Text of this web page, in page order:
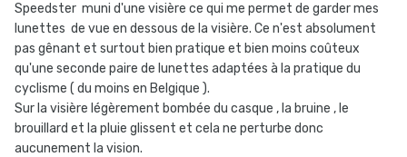
Speedster muni d'une visière ce qui me permet de garder mes
lunettes de vue en dessous de la visière. Ce n'est absolument
pas gênant et surtout bien pratique et bien moins coûteux
qu'une seconde paire de lunettes adaptées à la pratique du
cyclisme ( du moins en Belgique ).
Sur la visière légèrement bombée du casque , la bruine , le
brouillard et la pluie glissent et cela ne perturbe donc
aucunement la vision.